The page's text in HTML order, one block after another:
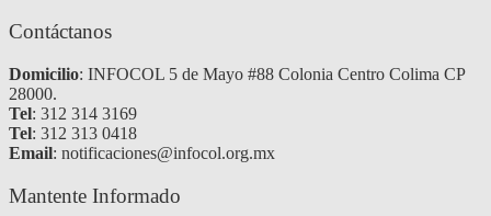
Contáctanos
Domicilio: INFOCOL 5 de Mayo #88 Colonia Centro Colima CP
28000.
Tel: 312 314 3169
Tel: 312 313 0418
Email: notificaciones@infocol.org.mx
Mantente Informado